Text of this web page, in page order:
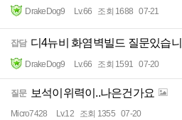
DrakeDog9 Lv.66 조회 1688 07-21
잡담 디4뉴비 화염벽빌드 질문있습
DrakeDog9 Lv.66 조회 1591 07-20
질문 보석이위력이..나은건가요
Micro7428 Lv.12 조회 1355 07-20